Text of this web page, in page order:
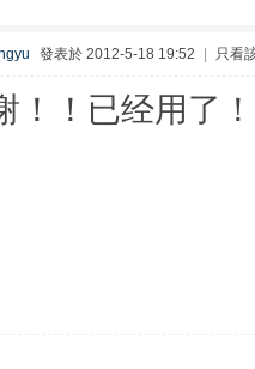
發表於 2012-5-18 19:52 只看
！！已经用了